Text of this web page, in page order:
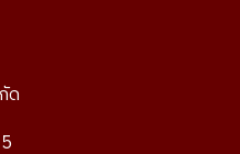
ด